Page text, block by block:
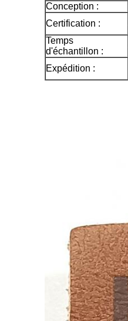
Conception :
Certification :
Temps
d'échantillon :
Expédition :